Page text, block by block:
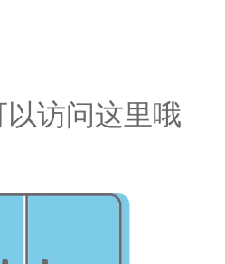
以访问这里哦